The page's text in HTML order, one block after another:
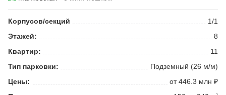
Корпусов/секций
1/1
Этажей:
8
Квартир:
11
Тип парковки:
Подземный (26 м/м)
Цены:
от 446.3 млн ₽